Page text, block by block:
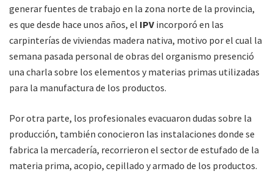
generar fuentes de trabajo en la zona norte de la provincia,
es que desde hace unos años, el IPV incorporó en las
carpinterías de viviendas madera nativa, motivo por el cual la
semana pasada personal de obras del organismo presenció
una charla sobre los elementos y materias primas utilizadas
para la manufactura de los productos.
Por otra parte, los profesionales evacuaron dudas sobre la
producción, también conocieron las instalaciones donde se
fabrica la mercadería, recorrieron el sector de estufado de la
materia prima, acopio, cepillado y armado de los productos.